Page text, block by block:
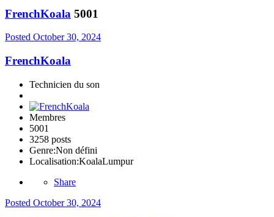
FrenchKoala 5001
Posted October 30, 2024
FrenchKoala
Technicien du son
Membres
5001
3258 posts
Genre:Non défini
Localisation:KoalaLumpur
Share
Posted October 30, 2024